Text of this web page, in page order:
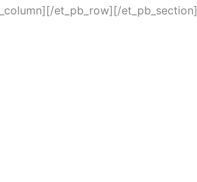
et_pb_row][/et_pb_section]